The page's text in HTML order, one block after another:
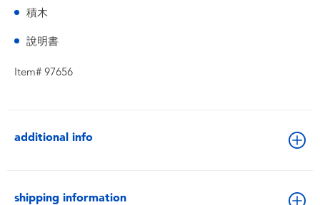
積木
說明書
Item# 97656
additional info
shipping information